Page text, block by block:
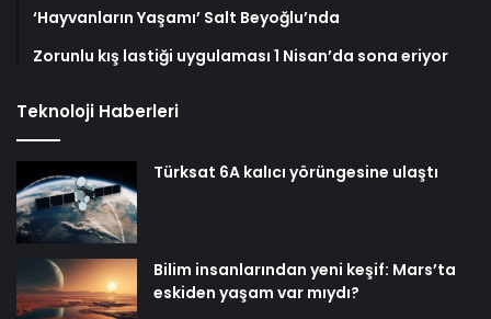
‘Hayvanların Yaşamı’ Salt Beyoğlu’nda
Zorunlu kış lastiği uygulaması 1 Nisan’da sona eriyor
Teknoloji Haberleri
Türksat 6A kalıcı yörüngesine ulaştı
Bilim insanlarından yeni keşif: Mars’ta
eskiden yaşam var mıydı?